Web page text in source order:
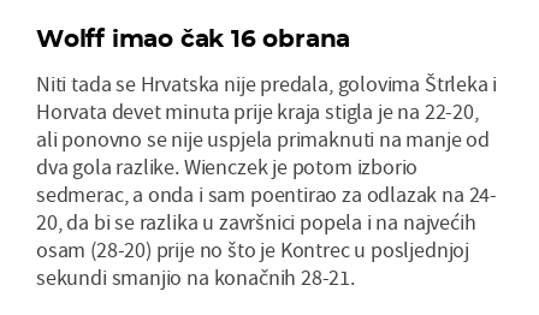
Wolff imao čak 16 obrana
Niti tada se Hrvatska nije predala, golovima Štrleka i
Horvata devet minuta prije kraja stigla je na 22-20,
ali ponovno se nije uspjela primaknuti na manje od
dva gola razlike. Wienczek je potom izborio
sedmerac, a onda i sam poentirao za odlazak na 24-
20, da bi se razlika u završnici popela i na najvećih
osam (28-20) prije no što je Kontrec u posljednjoj
sekundi smanjio na konačnih 28-21.